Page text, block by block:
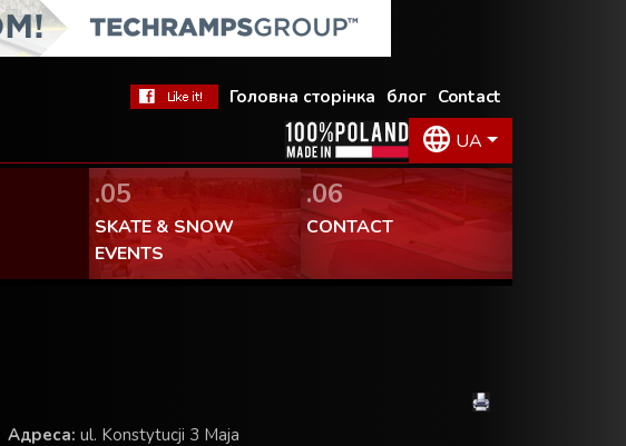
Contact
блог
Головна сторінка
UA
.05
SKATE & SNOW
EVENTS
.06
CONTACT
Aдреса: ul. Konstytucji 3 Maja